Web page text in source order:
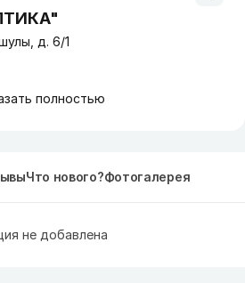
д. 6/1
полностью
Что нового?Фотогалерея
не добавлена